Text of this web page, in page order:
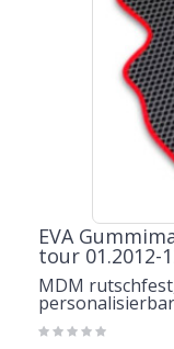
EVA
tour 01.2012-
MDM
personalisierbar